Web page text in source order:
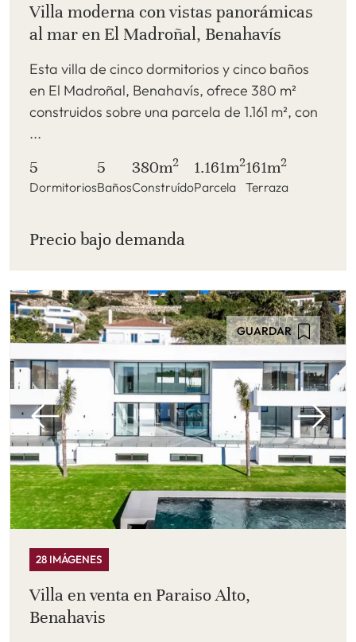
Villa moderna con vistas panorámicas
al mar en El Madroñal, Benahavís
Esta villa de cinco dormitorios y cinco baños
en El Madroñal, Benahavís, ofrece 380 m²
construidos sobre una parcela de 1.161 m², con
...
5
Dormitorios
5
Baños
380m2
Construído
1.161m2
Parcela
161m2
Terraza
Precio bajo demanda
GUARDAR
28 IMÁGENES
Villa en venta en Paraiso Alto,
Benahavis